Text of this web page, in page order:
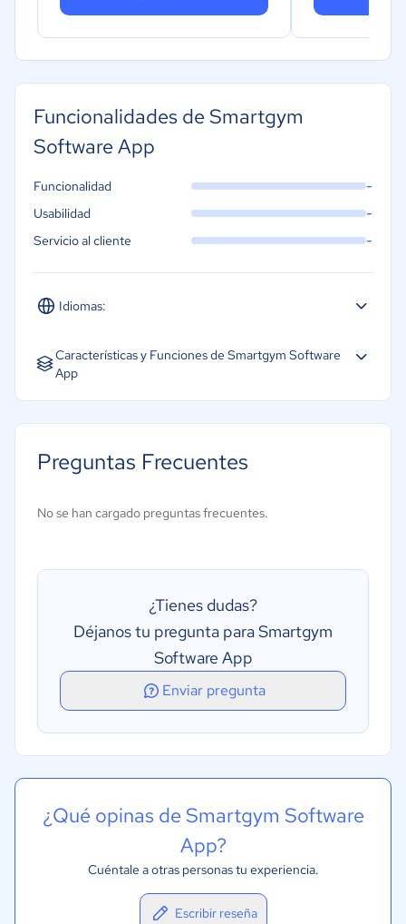
Funcionalidades de Smartgym
Software App
Idiomas:
Español
Funcionalidad -
Usabilidad -
Servicio al cliente -
Características y Funciones de Smartgym Software
App
Gestión de empleados
Seguimiento de la asistencia
Preguntas Frecuentes
No se han cargado preguntas frecuentes.
¿Tienes dudas?
Déjanos tu pregunta para Smartgym
Software App
Enviar pregunta
¿Qué opinas de Smartgym Software
App?
Cuéntale a otras personas tu experiencia.
Escribir reseña